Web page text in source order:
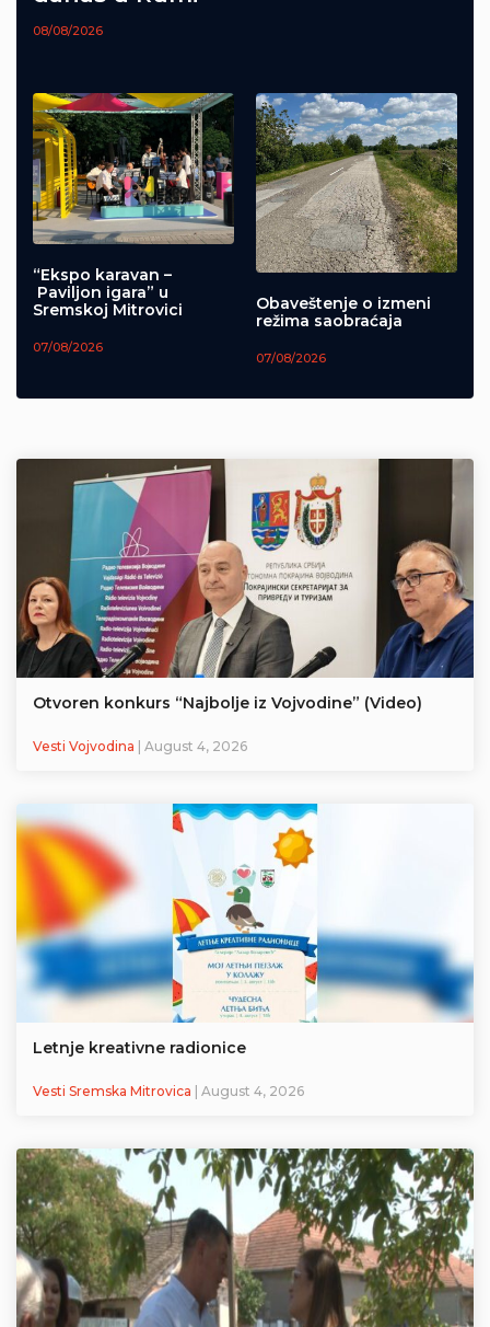
08/08/2026
“Ekspo karavan –
Paviljon igara” u
Sremskoj Mitrovici
07/08/2026
Obaveštenje o izmeni
režima saobraćaja
07/08/2026
Otvoren konkurs “Najbolje iz Vojvodine” (Video)
Vesti Vojvodina | August 4, 2026
Letnje kreativne radionice
Vesti Sremska Mitrovica | August 4, 2026